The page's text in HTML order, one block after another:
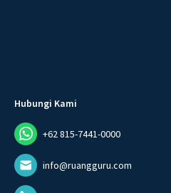
Hubungi Kami
+62 815-7441-0000
info@ruangguru.com